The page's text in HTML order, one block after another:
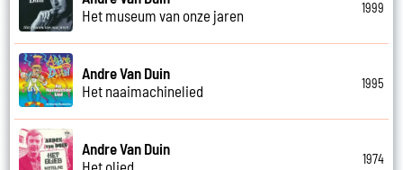
Het museum van onze jaren
1999
Andre Van Duin
Het naaimachinelied
1995
Andre Van Duin
Het olied
1974